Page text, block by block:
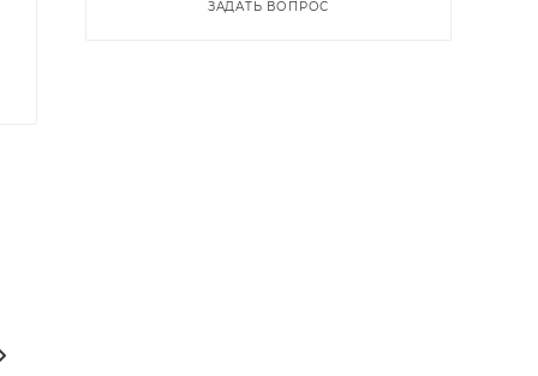
ЗАДАТЬ ВОПРОС